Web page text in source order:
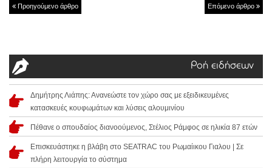
Προηγούμενο άρθρο Επόμενο άρθρο
Ροή ειδήσεων
Δημήτρης Λιάπης: Ανανεώστε τον χώρο σας με εξειδικευμένες
κατασκευές κουφωμάτων και λύσεις αλουμινίου
Πέθανε ο σπουδαίος διανοούμενος, Στέλιος Ράμφος σε ηλικία 87 ετών
Επισκευάστηκε η βλάβη στο SEATRAC του Ρωμαίικου Γιαλου | Σε
πλήρη λειτουργία το σύστημα